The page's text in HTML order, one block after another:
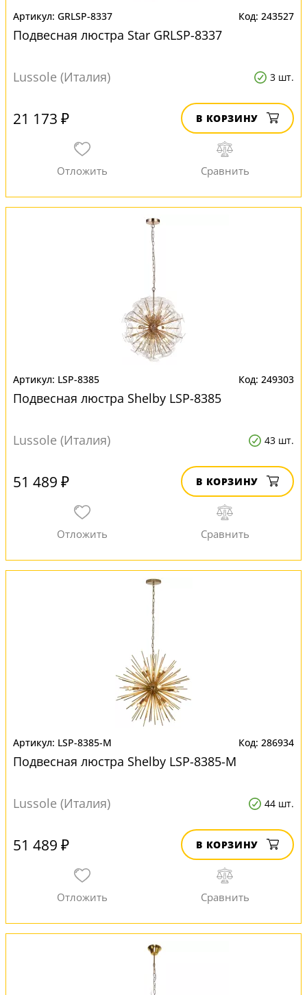
GRLSP-8337 243527
Подвесная люстра Star GRLSP-8337
Lussole (Италия) 3 шт.
21 173 ₽ В КОРЗИНУ
LSP-8385 249303
Подвесная люстра Shelby LSP-8385
Lussole (Италия) 43 шт.
51 489 ₽ В КОРЗИНУ
LSP-8385-M 286934
Подвесная люстра Shelby LSP-8385-M
Lussole (Италия) 44 шт.
51 489 ₽ В КОРЗИНУ